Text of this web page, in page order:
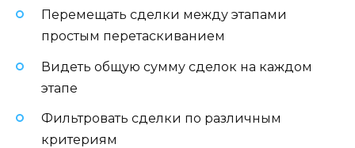
Перемещать сделки между этапами
простым перетаскиванием
Видеть общую сумму сделок на каждом
этапе
Фильтровать сделки по различным
критериям